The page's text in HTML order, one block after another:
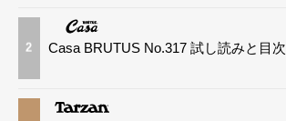
2 Casa BRUTUS No.317 試し読みと目次